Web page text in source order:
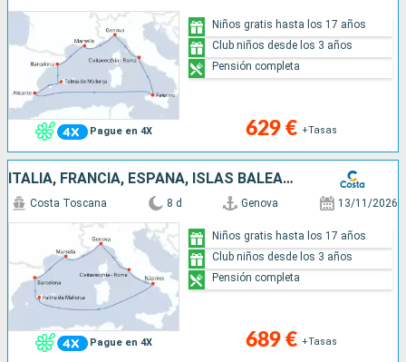
Pague en 4X 629 € +Tasas
Niños gratis hasta los 17 años
Club niños desde los 3 años
Pensión completa
ITALIA, FRANCIA, ESPAÑA, ISLAS BALEARES
Pague en 4X
Costa Toscana 8 d Genova 13/11/2026
689 € +Tasas
Niños gratis hasta los 17 años
Club niños desde los 3 años
Pensión completa